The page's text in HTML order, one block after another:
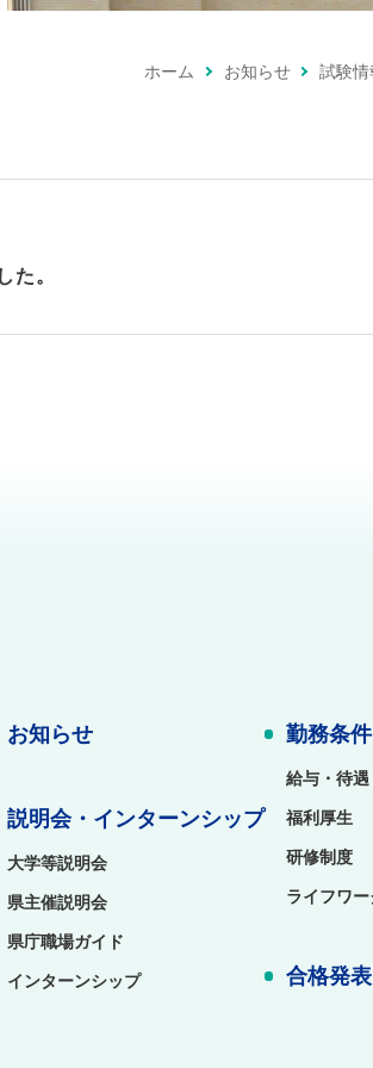
ホーム お知らせ 試験情
た。
お知らせ
説明会・インターンシップ
大学等説明会
県主催説明会
県庁職場ガイド
インターンシップ
勤務条
給与・待
福利厚生
研修制度
ライフワ
合格発